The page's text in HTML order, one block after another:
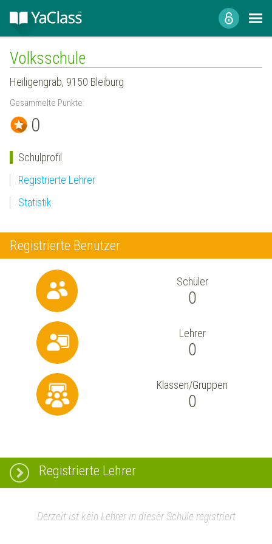
Volksschule
Heiligengrab, 9150 Bleiburg
Gesammelte Punkte:
0
Schulprofil
Registrierte Lehrer
Statistik
Registrierte Benutzer
Schüler
0
Lehrer
0
Klassen/Gruppen
0
Registrierte Lehrer
Derzeit ist kein Lehrer in dieser Schule registriert